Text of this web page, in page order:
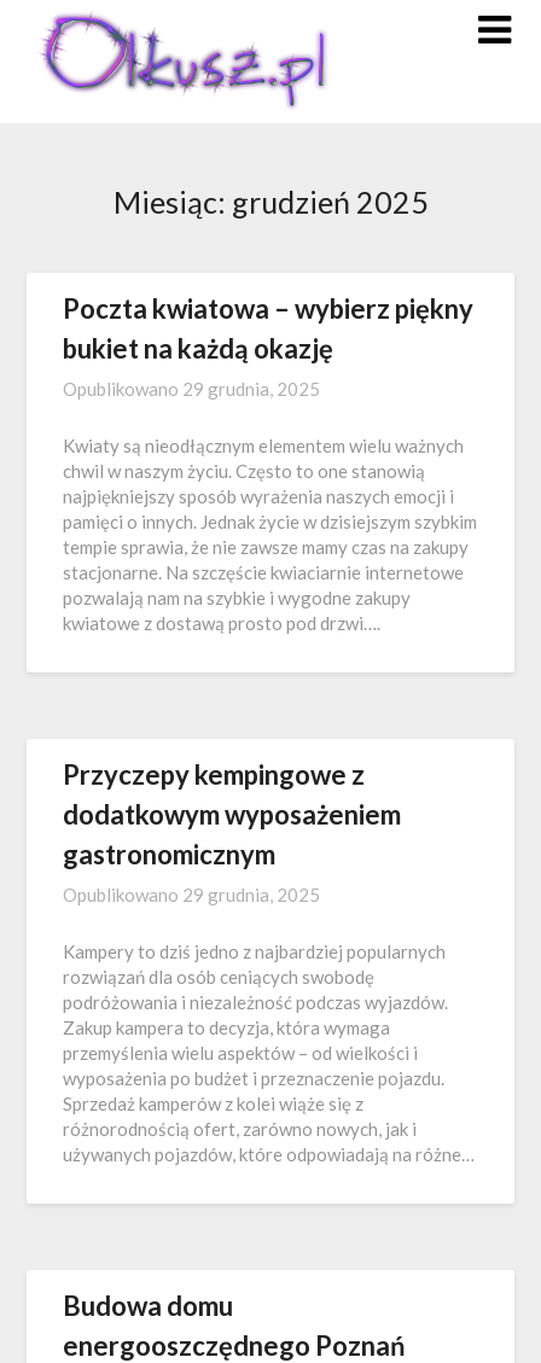
content
Miesiąc: grudzień 2025
Poczta kwiatowa – wybierz piękny
bukiet na każdą okazję
Opublikowano 29 grudnia, 2025
Kwiaty są nieodłącznym elementem wielu ważnych
chwil w naszym życiu. Często to one stanowią
najpiękniejszy sposób wyrażenia naszych emocji i
pamięci o innych. Jednak życie w dzisiejszym szybkim
tempie sprawia, że nie zawsze mamy czas na zakupy
stacjonarne. Na szczęście kwiaciarnie internetowe
pozwalają nam na szybkie i wygodne zakupy
kwiatowe z dostawą prosto pod drzwi….
Przyczepy kempingowe z
dodatkowym wyposażeniem
gastronomicznym
Opublikowano 29 grudnia, 2025
Kampery to dziś jedno z najbardziej popularnych
rozwiązań dla osób ceniących swobodę
podróżowania i niezależność podczas wyjazdów.
Zakup kampera to decyzja, która wymaga
przemyślenia wielu aspektów – od wielkości i
wyposażenia po budżet i przeznaczenie pojazdu.
Sprzedaż kamperów z kolei wiąże się z
różnorodnością ofert, zarówno nowych, jak i
używanych pojazdów, które odpowiadają na różne…
Budowa domu
energooszczędnego Poznań